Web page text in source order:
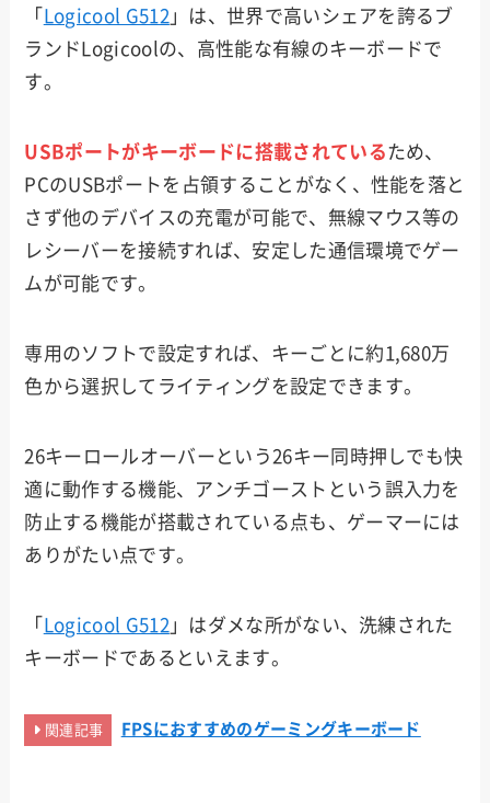
「 Logicool G512 」は、世界で高いシェアを誇るブ
ランドLogicoolの、高性能な有線のキーボードで
す。
USBポートがキーボードに搭載されているため、
PCのUSBポートを占領することがなく、性能を落と
さず他のデバイスの充電が可能で、無線マウス等の
レシーバーを接続すれば、安定した通信環境でゲー
ムが可能です。
専用のソフトで設定すれば、キーごとに約1,680万
色から選択してライティングを設定できます。
26キーロールオーバーという26キー同時押しでも快
適に動作する機能、アンチゴーストという誤入力を
防止する機能が搭載されている点も、ゲーマーには
ありがたい点です。
「 Logicool G512 」はダメな所がない、洗練された
キーボードであるといえます。
関連記事 FPSにおすすめのゲーミングキーボード